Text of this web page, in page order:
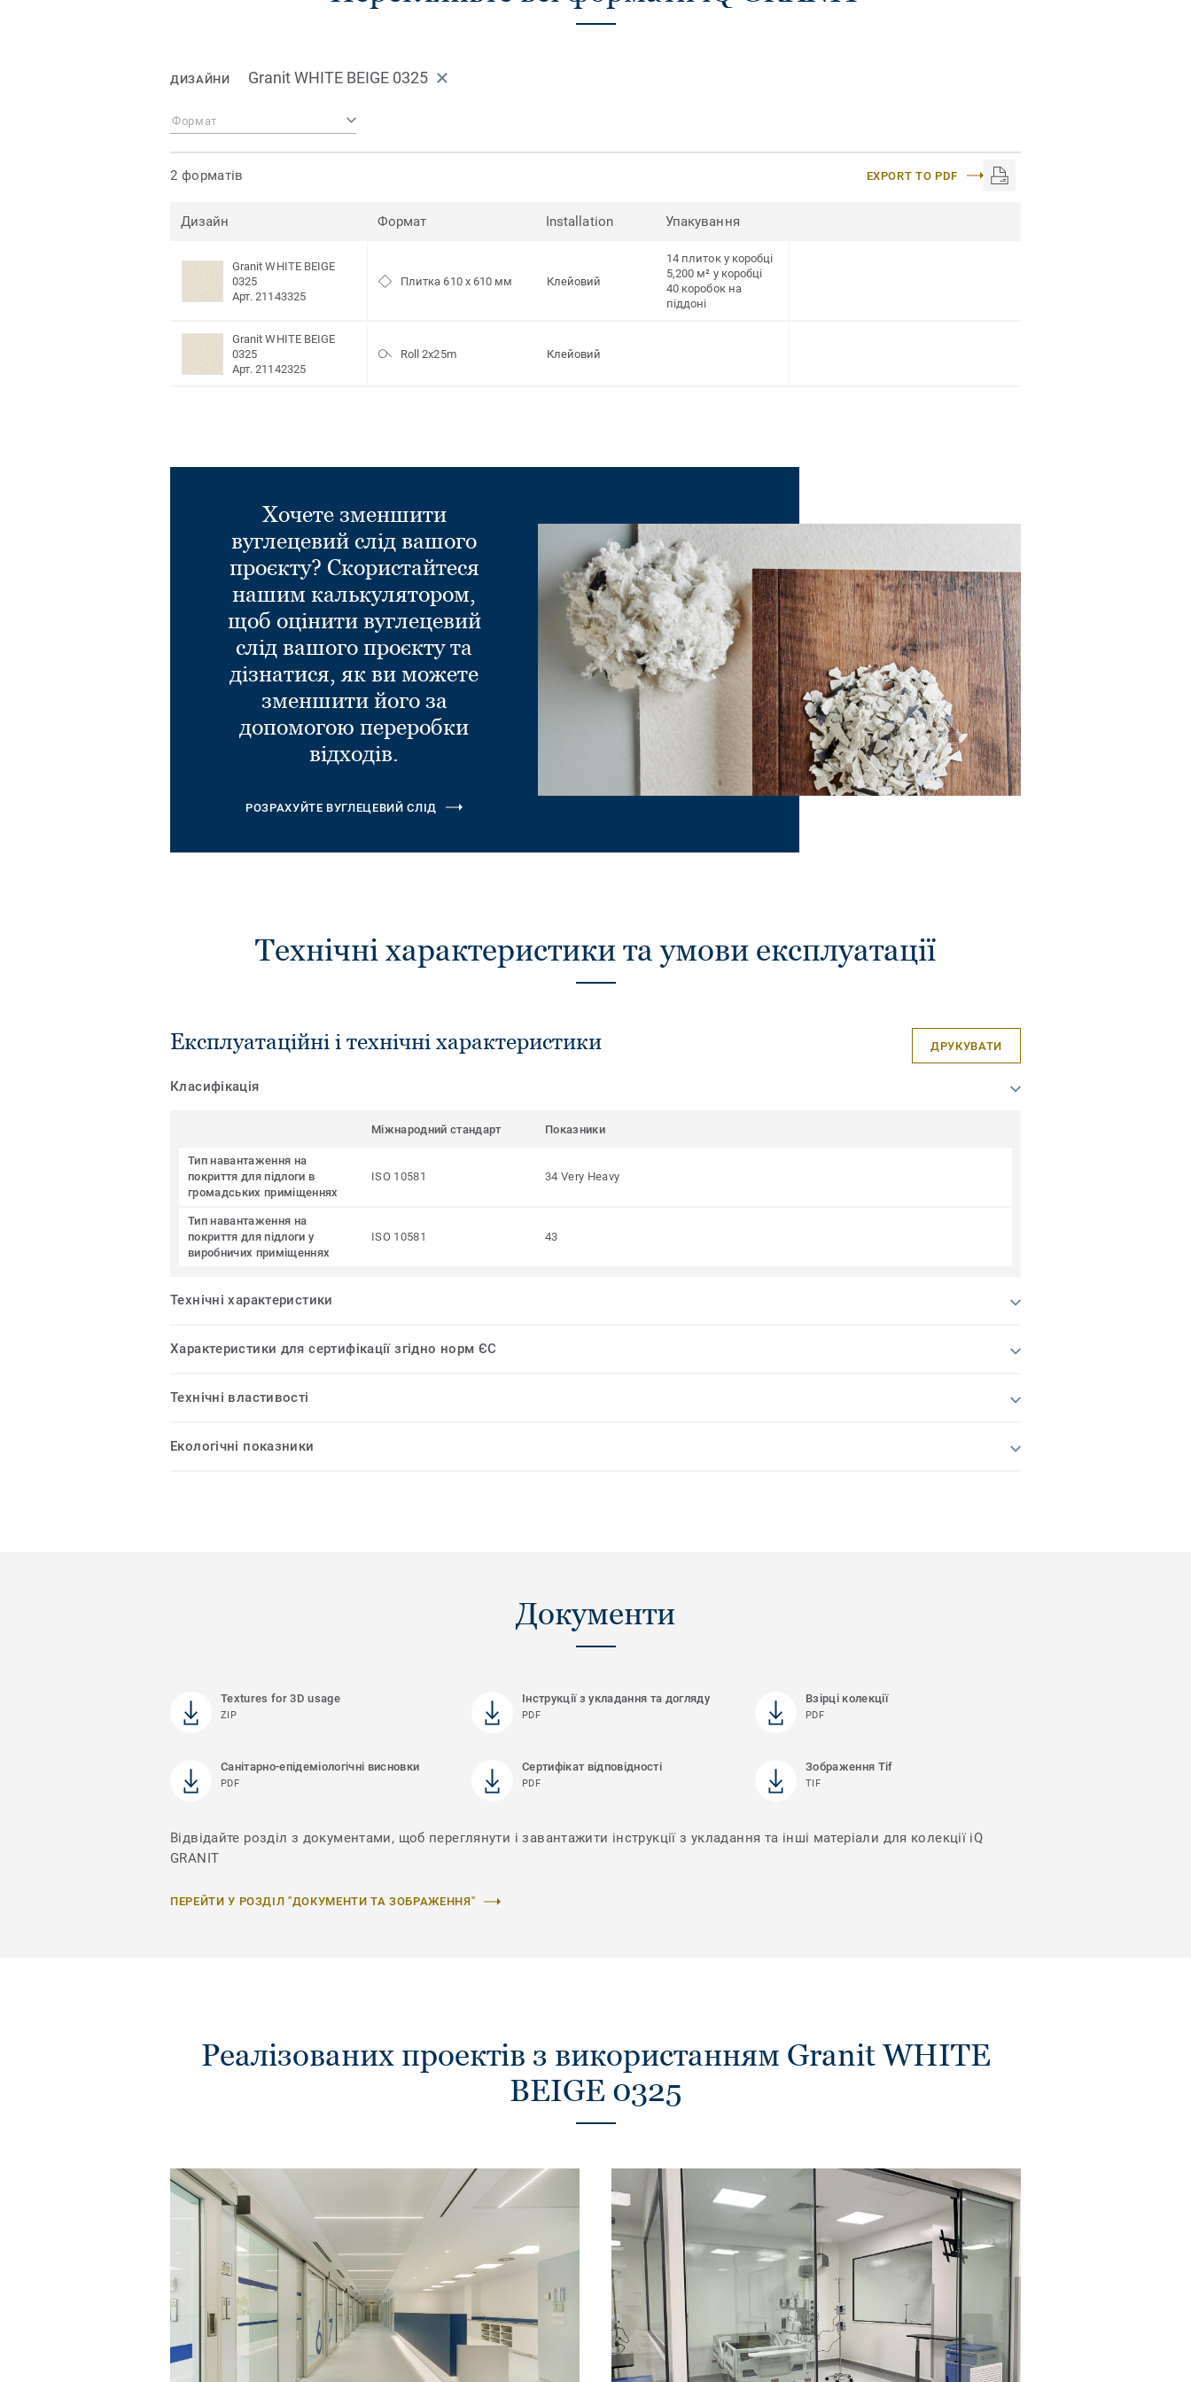
ДИЗАЙНИ Granit WHITE BEIGE 0325
Формат
2 форматів EXPORT TO PDF
Дизайн Формат Installation Упакування
Granit WHITE BEIGE
0325
Арт. 21143325
Плитка 610 x 610 мм Клейовий
14 плиток у коробці
5,200 м² у коробці
40 коробок на
піддоні
Granit WHITE BEIGE
0325
Арт. 21142325
Roll 2x25m Клейовий
Хочете зменшити
вуглецевий слід вашого
проєкту? Скористайтеся
нашим калькулятором,
щоб оцінити вуглецевий
слід вашого проєкту та
дізнатися, як ви можете
зменшити його за
допомогою переробки
відходів.
РОЗРАХУЙТЕ ВУГЛЕЦЕВИЙ СЛІД
Технічні характеристики та умови експлуатації
Експлуатаційні і технічні характеристики ДРУКУВАТИ
Класифікація
Міжнародний стандарт Показники
Тип навантаження на
покриття для підлоги в
громадських приміщеннях
ISO 10581 34 Very Heavy
Тип навантаження на
покриття для підлоги у
виробничих приміщеннях
ISO 10581 43
Технічні характеристики
Характеристики для сертифікації згідно норм ЄС
Технічні властивості
Екологічні показники
Документи
Textures for 3D usage
ZIP
Інструкції з укладання та догляду
PDF
Взірці колекції
PDF
Санітарно-епідеміологічні висновки
PDF
Сертифікат відповідності
PDF
Зображення Tif
TIF
Відвідайте розділ з документами, щоб переглянути і завантажити інструкції з укладання та інші матеріали для колекції iQ
GRANIT
ПЕРЕЙТИ У РОЗДІЛ "ДОКУМЕНТИ ТА ЗОБРАЖЕННЯ"
Реалізованих проектів з використанням Granit WHITE
BEIGE 0325